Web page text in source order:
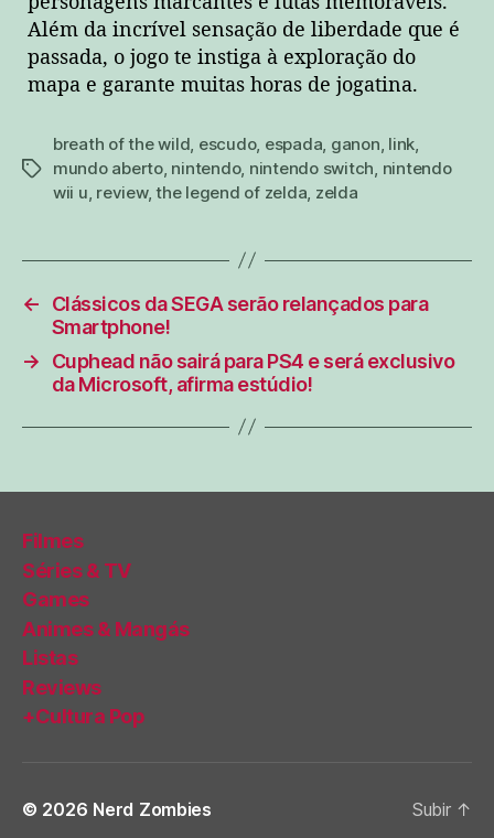
Além da incrível sensação de liberdade que é
passada, o jogo te instiga à exploração do
mapa e garante muitas horas de jogatina.
tags
breath of the wild escudo, espada ganon link
mundo aberto, nintendo, nintendo switch nintendo
wii u review,the legend of zelda zelda
←
Clássicos da SEGA serão relançados para
Smartphone!
→
Cuphead não sairá para PS4 e será exclusivo
da Microsoft, afirma estúdio!
Filmes
Séries & TV
Games
Animes & Mangás
Listas
Reviews
+Cultura Pop
© 2026 Nerd Zombies Subir ↑